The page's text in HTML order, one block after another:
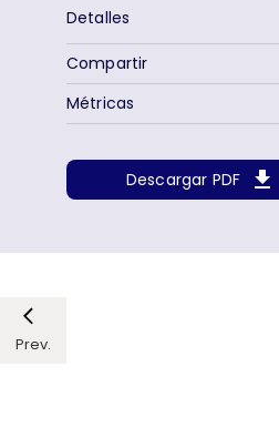
Detalles
Descargar PDF
Métricas
Compartir
Prev.